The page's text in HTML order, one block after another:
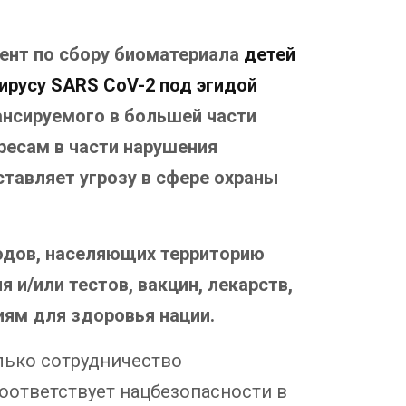
по сбору биоматериала детей
SARS CoV-2 под эгидой
в большей части
в части нарушения
угрозу в сфере охраны
населяющих территорию
или тестов, вакцин, лекарств,
для здоровья нации.
сотрудничество
нацбезопасности в